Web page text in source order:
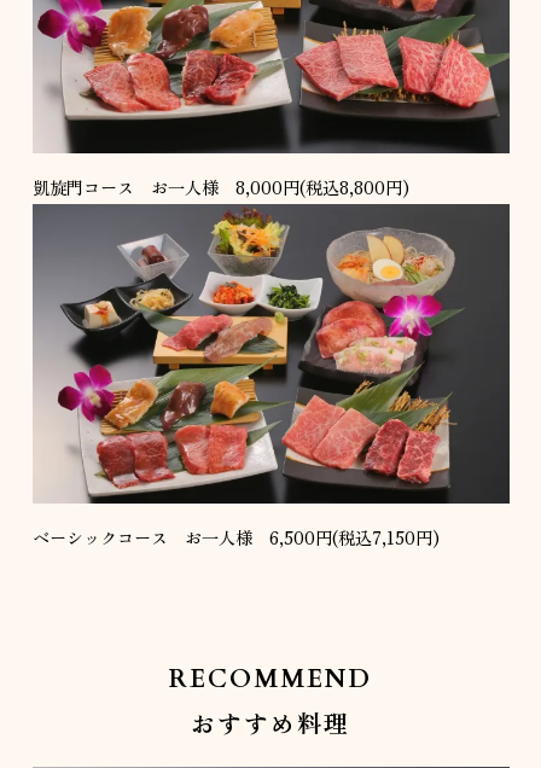
凱旋門コース お一人様 8,000円(税込8,800円)
ベーシックコース お一人様 6,500円(税込7,150円)
RECOMMEND
おすすめ料理